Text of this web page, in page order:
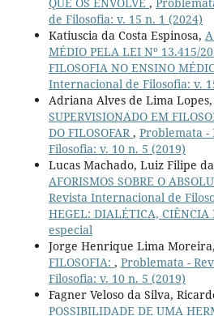
de Filosofia: v. 15 n. 1 (2024)
Katiuscia da Costa Espinosa,
MÉDIO PELA LEI Nº 13.415/
FILOSOFIA NO ENSINO
Internacional de Filosofia: v.
Adriana Alves de Lima Lopes,
SUPERVISIONADO EM
DO FILOSOFAR, Problemata -
Filosofia: v. 10 n. 5 (2019)
Lucas Machado, Luiz Filipe
AFORISMOS SOBRE O
Revista Internacional de
HEGEL: DIALÉTICA, CIÊNCIA
especial
Jorge Henrique Lima Moreira,
FILOSOFIA: , Problemata -
Filosofia: v. 10 n. 5 (2019)
Fagner Veloso da Silva,
POSSIBILIDADE DE UMA